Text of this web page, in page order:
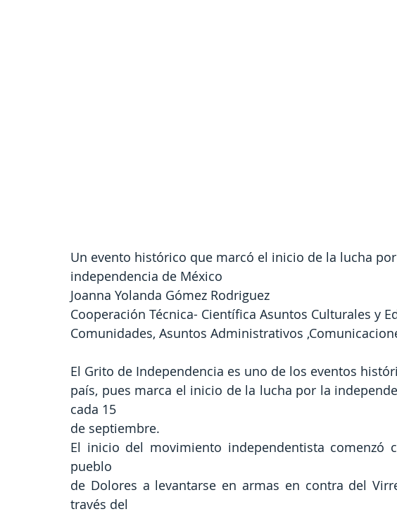
Un evento histórico que marcó el inicio de la lucha
independencia de México
Joanna Yolanda Gómez Rodriguez
Cooperación Técnica- Científica Asuntos Culturales y
Comunidades, Asuntos Administrativos
El Grito de Independencia es uno de los eventos
país, pues marca el inicio de la lucha por la
cada 15
de septiembre.
El inicio del movimiento independentista comenzó
pueblo
de Dolores a levantarse en armas en contra del
través del